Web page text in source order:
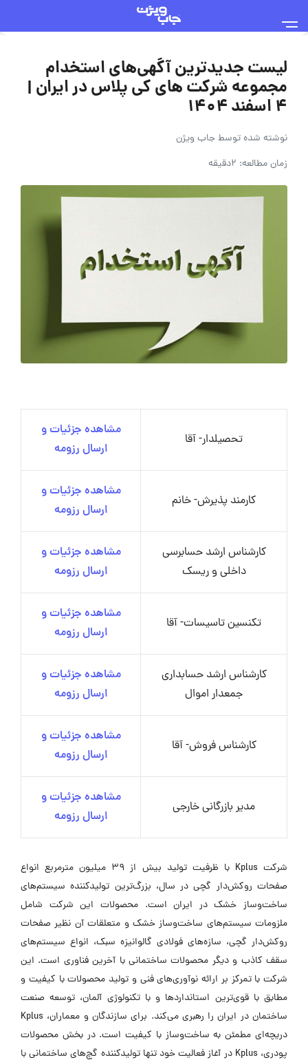
لیست جدیدترین آگهی‌های استخدام
مجموعه شرکت های کی پلاس در ایران |
۴ اسفند ۱۴۰۴
نوشته شده توسطجاب ویژن
زمان مطالعه: 2دقیقه
تحصیلدار- آقا
مشاهده جزئیات و
ارسال رزومه
کارمند پذیرش- خانم
مشاهده جزئیات و
ارسال رزومه
کارشناس ارشد حسابرسی
داخلی و ریسک
مشاهده جزئیات و
ارسال رزومه
تکنسین تاسیسات- آقا
مشاهده جزئیات و
ارسال رزومه
کارشناس ارشد حسابداری
جمعدار اموال
مشاهده جزئیات و
ارسال رزومه
کارشناس فروش- آقا
مشاهده جزئیات و
ارسال رزومه
مدیر بازرگانی خارجی
مشاهده جزئیات و
ارسال رزومه
شرکت Kplus با ظرفیت تولید بیش از 39 میلیون مترمربع انواع
صفحات روکش‌دار گچی در سال، بزرگ‌ترین تولیدکننده سیستم‌های
ساخت‌وساز خشک در ایران است. محصولات این شرکت شامل
ملزومات سیستم‌های ساخت‌وساز خشک و متعلقات آن نظیر صفحات
روکش‌دار گچی، سازه‌های فولادی گالوانیزه سبک، انواع سیستم‌های
سقف کاذب و دیگر محصولات ساختمانی با آخرین فناوری است. این
شرکت با تمرکز بر ارائه نوآوری‌های فنی و تولید محصولات با کیفیت و
مطابق با قوی‌ترین استانداردها و با تکنولوژی آلمان، توسعه صنعت
ساختمان در ایران را رهبری می‌کند. برای سازندگان و معماران، Kplus
دریچه‌ای مطمئن به ساخت‌وساز با کیفیت است. در بخش محصولات
پودری، Kplus در آغاز فعالیت خود تنها تولیدکننده گچ‌های ساختمانی با